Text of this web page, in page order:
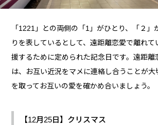
「1221」との両側の「1」がひとり、「２」
りを表しているとして、遠距離恋愛で離れ
援するために定められた記念日です。遠距離
は、お互い近況をマメに連絡し合うことが
を取ってお互いの愛を確かめ合いましょう。
【12月25日】クリスマス